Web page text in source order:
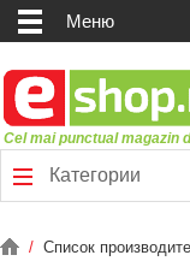
Меню
Cel mai punctual magazin
Категории
/ Список